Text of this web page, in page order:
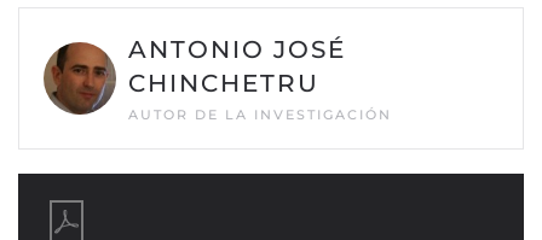
ANTONIO JOSÉ
CHINCHETRU
AUTOR DE LA INVESTIGACIÓN